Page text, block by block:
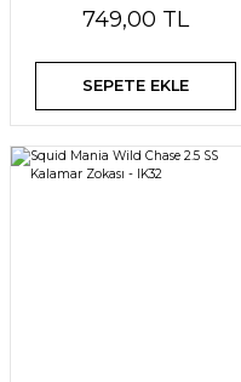
749,00 TL
SEPETE EKLE